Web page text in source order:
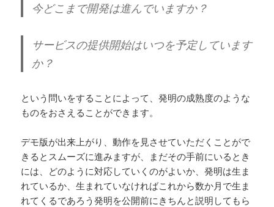
今どこまで開発は進んでいますか？
サービスの提供開始はいつを予定しています
か？
という問いをすることによって、発明の成熟度のような
ものをおさえることができます。
デモ版が出来上がり、動作を見させていただくことがで
きるとスムーズに進みますが、まだその手前にいるとき
には、どのように対応していくのがよいか、発明は生ま
れているか、生まれていなければこれから数か月で生ま
れてくるであろう発明を公開前にきちんと説明してもら